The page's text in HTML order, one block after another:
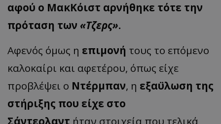
αφού ο ΜακΚόιστ αρνήθηκε τότε την
πρόταση των «Τζερς».
Αφενός όμως η επιμονή τους το επόμενο
καλοκαίρι και αφετέρου, όπως είχε
προβλέψει ο Ντέρμπαν, η εξαϋλωση της
στήριξης που είχε στο
Σάντερλαντ ήταν στοιχεία που τελικά